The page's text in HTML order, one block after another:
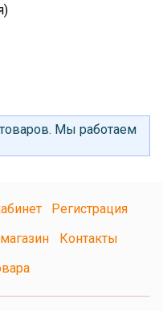
Мы работаем
Регистрация
Контакты